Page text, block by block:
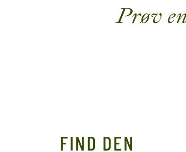
Prøv
FIND DEN